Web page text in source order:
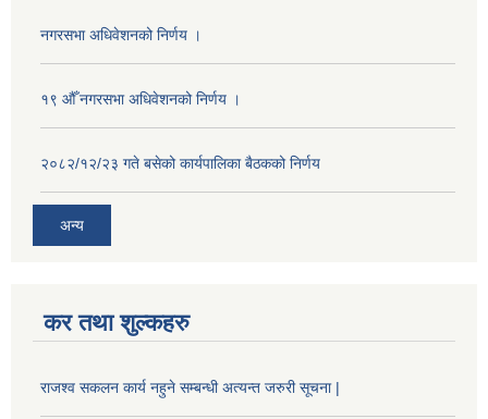
नगरसभा अधिवेशनको निर्णय ।
१९ औँ नगरसभा अधिवेशनको निर्णय ।
२०८२/१२/२३ गते बसेको कार्यपालिका बैठकको निर्णय
अन्य
कर तथा शुल्कहरु
राजश्व सकलन कार्य नहुने सम्बन्धी अत्यन्त जरुरी सूचना |